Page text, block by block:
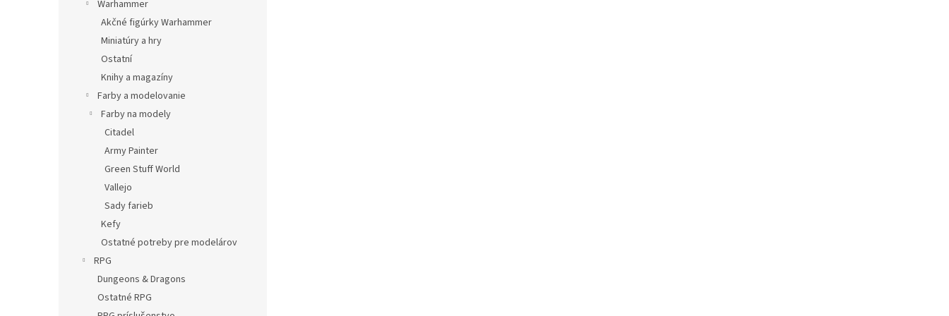
Warhammer
Akčné figúrky Warhammer
Miniatúry a hry
Ostatní
Knihy a magazíny
Farby a modelovanie
Farby na modely
Citadel
Army Painter
Green Stuff World
Vallejo
Sady farieb
Kefy
Ostatné potreby pre modelárov
RPG
Dungeons & Dragons
Ostatné RPG